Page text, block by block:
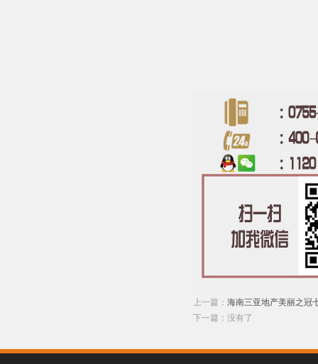
上一篇： 海南三亚地产美丽之冠
下一篇：没有了